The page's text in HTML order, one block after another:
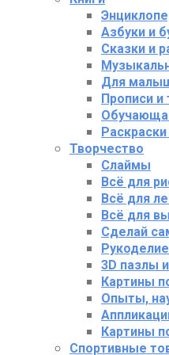
Азбуки и
Сказки и
Для
Прописи и
Творчество
Слаймы
Всё для
Всё для
Всё для
Сделай
Рукоделие
3D пазлы
Картины
Опыты,
Картины
Спортивные